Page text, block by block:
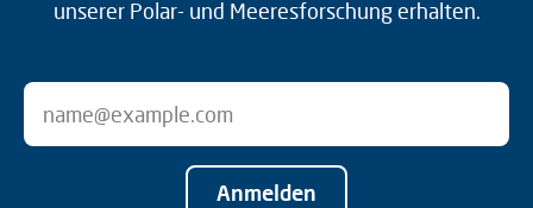
unserer Polar- und Meeresforschung erhalten.
Anmelden